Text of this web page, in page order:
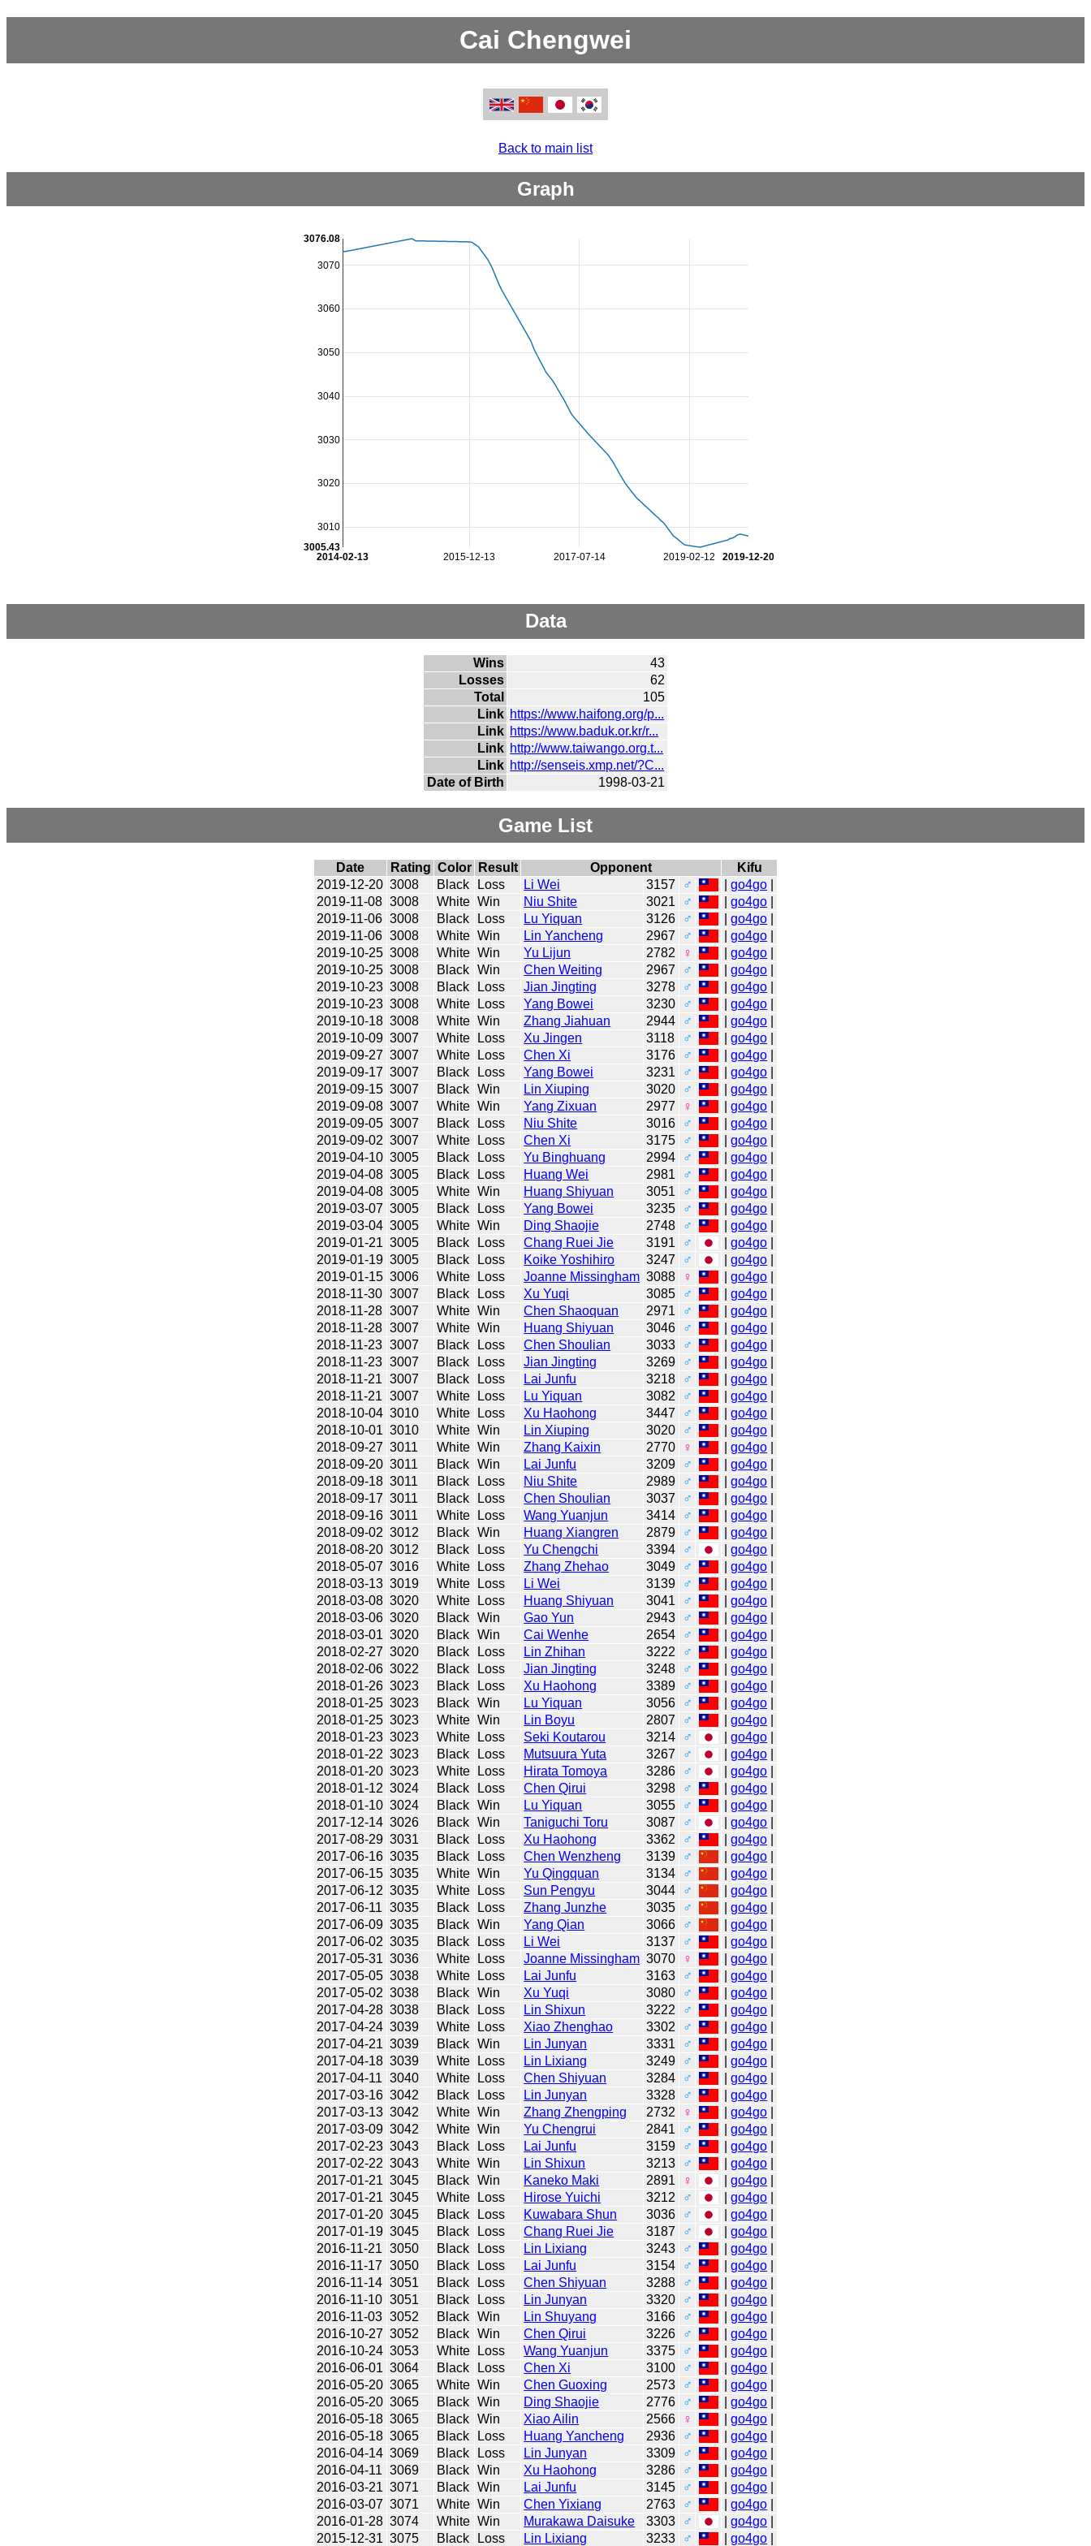
Cai Chengwei
Back to main list
Graph
2015-12-13 2017-07-14 2019-02-12
2014-02-13 2019-12-20
3010
3020
3030
3040
3050
3060
3070
3005.43
3076.08
Data
Wins
43
Losses
62
Total
105
Link https://www.haifong.org/p...
Link https://www.baduk.or.kr/r...
Link http://www.taiwango.org.t...
Link http://senseis.xmp.net/?C...
Date of Birth
1998-03-21
Game List
Date Rating Color Result Opponent
Kifu
2019-12-20 3008 Black Loss Li Wei 3157 ♂ |go4go
2019-11-08 3008 White Win Niu Shite 3021 ♂ |go4go
2019-11-06 3008 Black Loss Lu Yiquan 3126 ♂ |go4go
2019-11-06 3008 White Win Lin Yancheng 2967 ♂ |go4go
2019-10-25 3008 White Win Yu Lijun 2782 ♀ |go4go
2019-10-25 3008 Black Win Chen Weiting 2967 ♂ |go4go
2019-10-23 3008 Black Loss Jian Jingting 3278 ♂ |go4go
2019-10-23 3008 White Loss Yang Bowei 3230 ♂ |go4go
2019-10-18 3008 White Win Zhang Jiahuan 2944 ♂ |go4go
2019-10-09 3007 White Loss Xu Jingen 3118 ♂ |go4go
2019-09-27 3007 White Loss Chen Xi 3176 ♂ |go4go
2019-09-17 3007 Black Loss Yang Bowei 3231 ♂ |go4go
2019-09-15 3007 Black Win Lin Xiuping 3020 ♂ |go4go
2019-09-08 3007 White Win Yang Zixuan 2977 ♀ |go4go
2019-09-05 3007 Black Loss Niu Shite 3016 ♂ |go4go
2019-09-02 3007 White Loss Chen Xi 3175 ♂ |go4go
2019-04-10 3005 Black Loss Yu Binghuang 2994 ♂ |go4go
2019-04-08 3005 Black Loss Huang Wei 2981 ♂ |go4go
2019-04-08 3005 White Win Huang Shiyuan 3051 ♂ |go4go
2019-03-07 3005 Black Loss Yang Bowei 3235 ♂ |go4go
2019-03-04 3005 White Win Ding Shaojie 2748 ♂ |go4go
2019-01-21 3005 Black Loss Chang Ruei Jie 3191 ♂ |go4go
2019-01-19 3005 Black Loss Koike Yoshihiro 3247 ♂ |go4go
2019-01-15 3006 White Loss Joanne Missingham 3088 ♀ |go4go
2018-11-30 3007 Black Loss Xu Yuqi 3085 ♂ |go4go
2018-11-28 3007 White Win Chen Shaoquan 2971 ♂ |go4go
2018-11-28 3007 White Win Huang Shiyuan 3046 ♂ |go4go
2018-11-23 3007 Black Loss Chen Shoulian 3033 ♂ |go4go
2018-11-23 3007 Black Loss Jian Jingting 3269 ♂ |go4go
2018-11-21 3007 Black Loss Lai Junfu 3218 ♂ |go4go
2018-11-21 3007 White Loss Lu Yiquan 3082 ♂ |go4go
2018-10-04 3010 White Loss Xu Haohong 3447 ♂ |go4go
2018-10-01 3010 White Win Lin Xiuping 3020 ♂ |go4go
2018-09-27 3011 White Win Zhang Kaixin 2770 ♀ |go4go
2018-09-20 3011 Black Win Lai Junfu 3209 ♂ |go4go
2018-09-18 3011 Black Loss Niu Shite 2989 ♂ |go4go
2018-09-17 3011 Black Loss Chen Shoulian 3037 ♂ |go4go
2018-09-16 3011 White Loss Wang Yuanjun 3414 ♂ |go4go
2018-09-02 3012 Black Win Huang Xiangren 2879 ♂ |go4go
2018-08-20 3012 Black Loss Yu Chengchi 3394 ♂ |go4go
2018-05-07 3016 White Loss Zhang Zhehao 3049 ♂ |go4go
2018-03-13 3019 White Loss Li Wei 3139 ♂ |go4go
2018-03-08 3020 White Loss Huang Shiyuan 3041 ♂ |go4go
2018-03-06 3020 Black Win Gao Yun 2943 ♂ |go4go
2018-03-01 3020 Black Win Cai Wenhe 2654 ♂ |go4go
2018-02-27 3020 Black Loss Lin Zhihan 3222 ♂ |go4go
2018-02-06 3022 Black Loss Jian Jingting 3248 ♂ |go4go
2018-01-26 3023 Black Loss Xu Haohong 3389 ♂ |go4go
2018-01-25 3023 Black Win Lu Yiquan 3056 ♂ |go4go
2018-01-25 3023 White Win Lin Boyu 2807 ♂ |go4go
2018-01-23 3023 White Loss Seki Koutarou 3214 ♂ |go4go
2018-01-22 3023 Black Loss Mutsuura Yuta 3267 ♂ |go4go
2018-01-20 3023 White Loss Hirata Tomoya 3286 ♂ |go4go
2018-01-12 3024 Black Loss Chen Qirui 3298 ♂ |go4go
2018-01-10 3024 Black Win Lu Yiquan 3055 ♂ |go4go
2017-12-14 3026 Black Win Taniguchi Toru 3087 ♂ |go4go
2017-08-29 3031 Black Loss Xu Haohong 3362 ♂ |go4go
2017-06-16 3035 Black Loss Chen Wenzheng 3139 ♂ |go4go
2017-06-15 3035 White Win Yu Qingquan 3134 ♂ |go4go
2017-06-12 3035 White Loss Sun Pengyu 3044 ♂ |go4go
2017-06-11 3035 Black Loss Zhang Junzhe 3035 ♂ |go4go
2017-06-09 3035 Black Win Yang Qian 3066 ♂ |go4go
2017-06-02 3035 Black Loss Li Wei 3137 ♂ |go4go
2017-05-31 3036 White Loss Joanne Missingham 3070 ♀ |go4go
2017-05-05 3038 White Loss Lai Junfu 3163 ♂ |go4go
2017-05-02 3038 Black Win Xu Yuqi 3080 ♂ |go4go
2017-04-28 3038 Black Loss Lin Shixun 3222 ♂ |go4go
2017-04-24 3039 White Loss Xiao Zhenghao 3302 ♂ |go4go
2017-04-21 3039 Black Win Lin Junyan 3331 ♂ |go4go
2017-04-18 3039 White Loss Lin Lixiang 3249 ♂ |go4go
2017-04-11 3040 White Loss Chen Shiyuan 3284 ♂ |go4go
2017-03-16 3042 Black Loss Lin Junyan 3328 ♂ |go4go
2017-03-13 3042 White Win Zhang Zhengping 2732 ♀ |go4go
2017-03-09 3042 White Win Yu Chengrui 2841 ♂ |go4go
2017-02-23 3043 Black Loss Lai Junfu 3159 ♂ |go4go
2017-02-22 3043 White Win Lin Shixun 3213 ♂ |go4go
2017-01-21 3045 Black Win Kaneko Maki 2891 ♀ |go4go
2017-01-21 3045 White Loss Hirose Yuichi 3212 ♂ |go4go
2017-01-20 3045 Black Loss Kuwabara Shun 3036 ♂ |go4go
2017-01-19 3045 Black Loss Chang Ruei Jie 3187 ♂ |go4go
2016-11-21 3050 Black Loss Lin Lixiang 3243 ♂ |go4go
2016-11-17 3050 Black Loss Lai Junfu 3154 ♂ |go4go
2016-11-14 3051 Black Loss Chen Shiyuan 3288 ♂ |go4go
2016-11-10 3051 Black Loss Lin Junyan 3320 ♂ |go4go
2016-11-03 3052 Black Win Lin Shuyang 3166 ♂ |go4go
2016-10-27 3052 Black Win Chen Qirui 3226 ♂ |go4go
2016-10-24 3053 White Loss Wang Yuanjun 3375 ♂ |go4go
2016-06-01 3064 Black Loss Chen Xi 3100 ♂ |go4go
2016-05-20 3065 White Win Chen Guoxing 2573 ♂ |go4go
2016-05-20 3065 Black Win Ding Shaojie 2776 ♂ |go4go
2016-05-18 3065 Black Win Xiao Ailin 2566 ♀ |go4go
2016-05-18 3065 Black Loss Huang Yancheng 2936 ♂ |go4go
2016-04-14 3069 Black Loss Lin Junyan 3309 ♂ |go4go
2016-04-11 3069 Black Win Xu Haohong 3286 ♂ |go4go
2016-03-21 3071 Black Win Lai Junfu 3145 ♂ |go4go
2016-03-07 3071 White Win Chen Yixiang 2763 ♂ |go4go
2016-01-28 3074 White Win Murakawa Daisuke 3303 ♂ |go4go
2015-12-31 3075 Black Loss Lin Lixiang 3233 ♂ |go4go